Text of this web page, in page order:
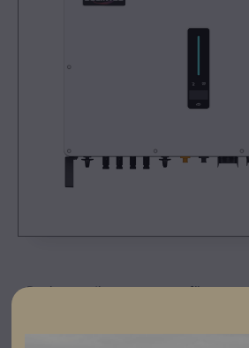
Registrera dig som partner för att se